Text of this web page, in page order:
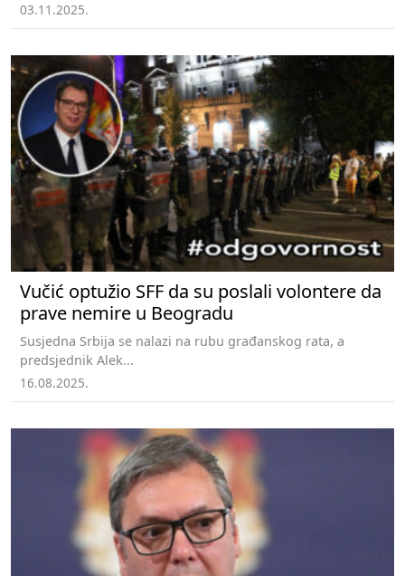
03.11.2025.
Vučić optužio SFF da su poslali volontere da
prave nemire u Beogradu
Susjedna Srbija se nalazi na rubu građanskog rata, a
predsjednik Alek...
16.08.2025.